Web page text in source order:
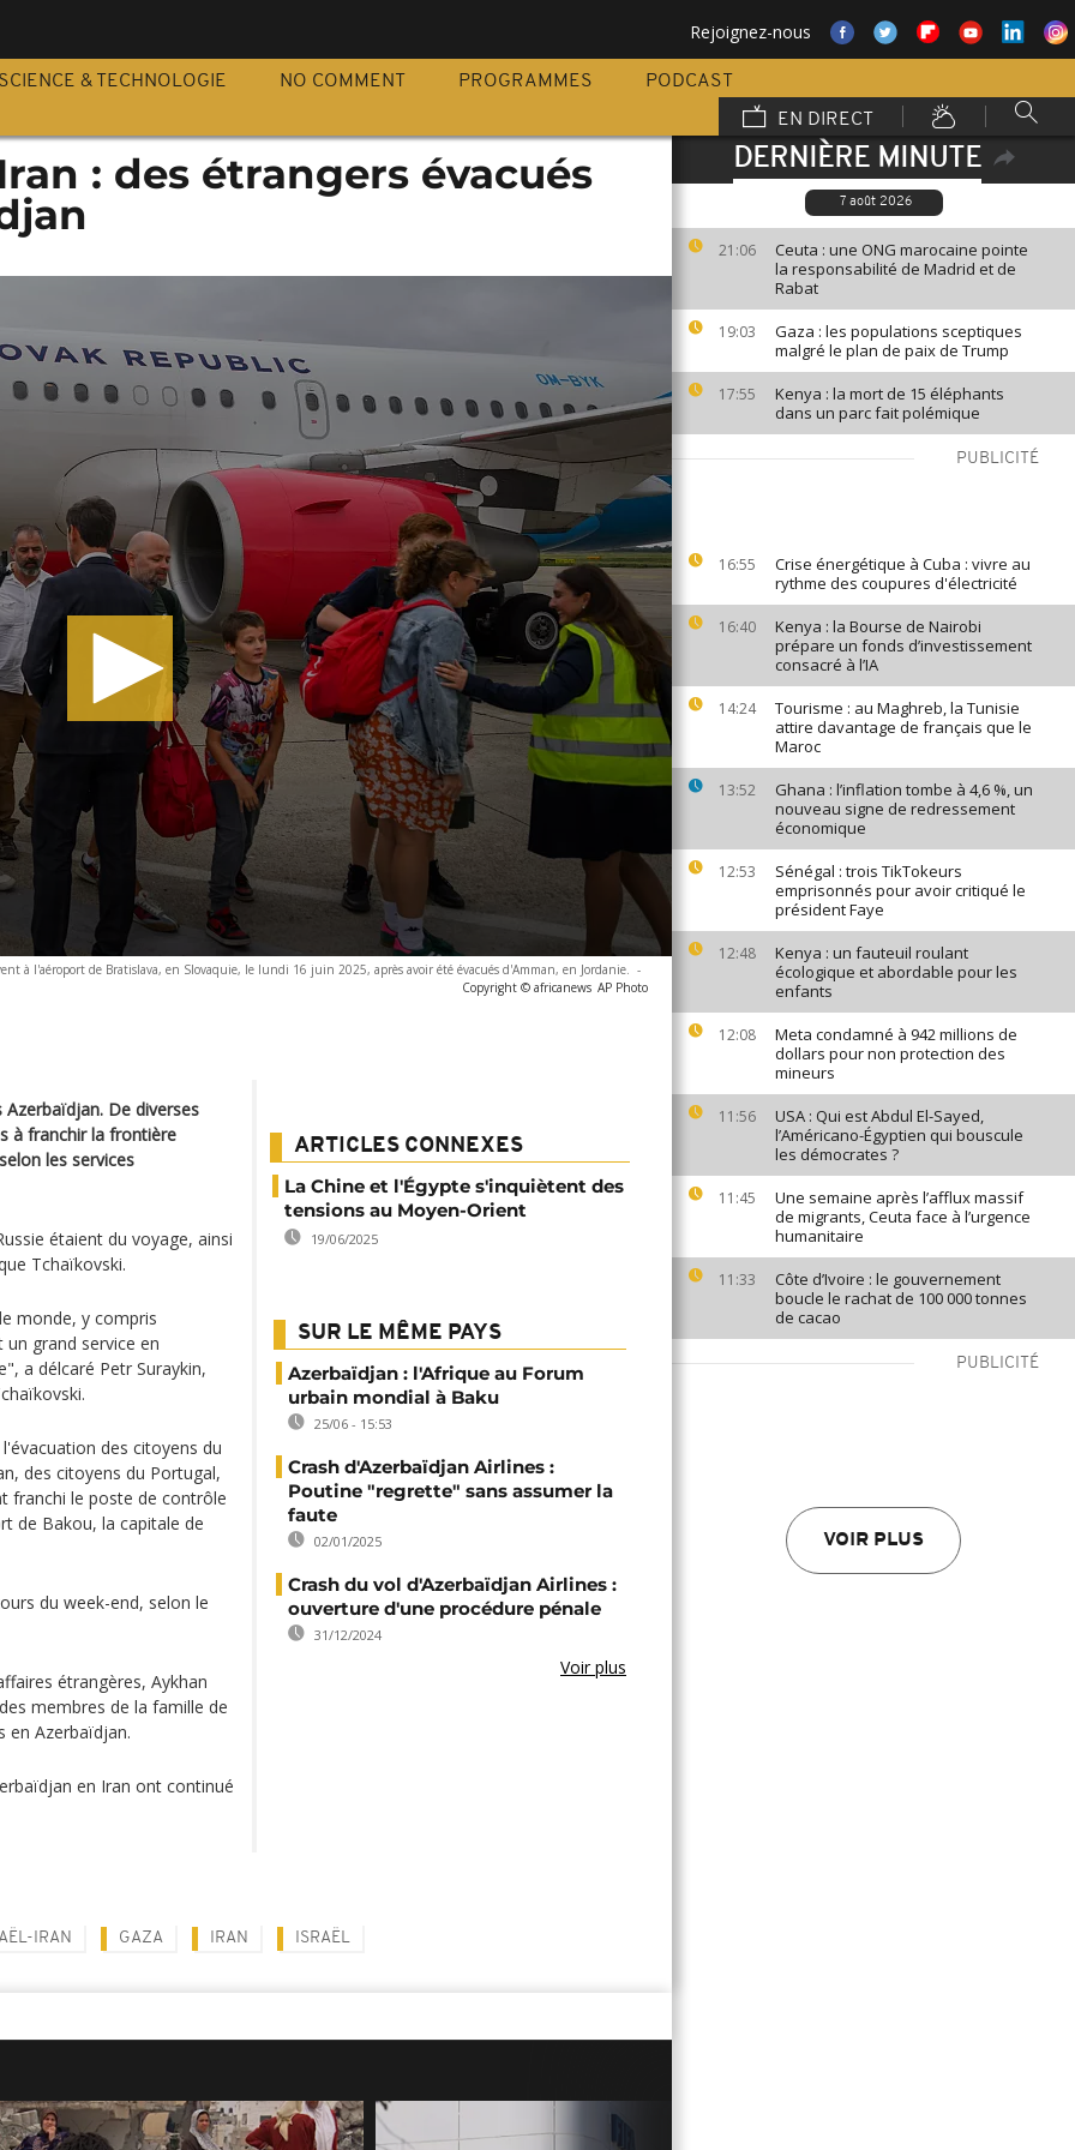
Rejoignez-nous
SCIENCE & TECHNOLOGIE NO COMMENT PROGRAMMES
PODCAST
EN DIRECT
DERNIÈRE MINUTE
7 août 2026
21:06
Ceuta : une ONG marocaine pointe
la responsabilité de Madrid et de
Rabat
19:03
Gaza : les populations sceptiques
malgré le plan de paix de Trump
17:55
Kenya : la mort de 15 éléphants
dans un parc fait polémique
PUBLICITÉ
16:55
Crise énergétique à Cuba : vivre au
rythme des coupures d'électricité
16:40
Kenya : la Bourse de Nairobi
prépare un fonds d’investissement
consacré à l’IA
14:24
Tourisme : au Maghreb, la Tunisie
attire davantage de français que le
Maroc
13:52
Ghana : l’inflation tombe à 4,6 %, un
nouveau signe de redressement
économique
12:53
Sénégal : trois TikTokeurs
emprisonnés pour avoir critiqué le
président Faye
12:48
Kenya : un fauteuil roulant
écologique et abordable pour les
enfants
12:08
Meta condamné à 942 millions de
dollars pour non protection des
mineurs
11:56
USA : Qui est Abdul El-Sayed,
l’Américano-Égyptien qui bouscule
les démocrates ?
11:45
Une semaine après l’afflux massif
de migrants, Ceuta face à l’urgence
humanitaire
11:33
Côte d’Ivoire : le gouvernement
boucle le rachat de 100 000 tonnes
de cacao
PUBLICITÉ
VOIR PLUS
: des étrangers évacués
à l'aéroport de Bratislava, en Slovaquie, le lundi 16 juin 2025, après avoir été évacués d'Amman, en Jordanie. -
Copyright © africanews AP Photo
De diverses
à franchir la frontière
les services
étaient du voyage, ainsi
Tchaïkovski.
monde, y compris
grand service en
a délcaré Petr Suraykin,
des citoyens du
des citoyens du Portugal,
franchi le poste de contrôle
de Bakou, la capitale de
du week-end, selon le
étrangères, Aykhan
membres de la famille de
en Azerbaïdjan.
en Iran ont continué
ARTICLES CONNEXES
La Chine et l'Égypte s'inquiètent des
tensions au Moyen-Orient
19/06/2025
SUR LE MÊME PAYS
Azerbaïdjan : l'Afrique au Forum
urbain mondial à Baku
25/06 - 15:53
Crash d'Azerbaïdjan Airlines :
Poutine "regrette" sans assumer la
faute
02/01/2025
Crash du vol d'Azerbaïdjan Airlines :
ouverture d'une procédure pénale
31/12/2024
Voir plus
IRAN GAZA IRAN ISRAËL